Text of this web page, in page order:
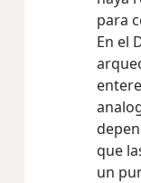
para
En el
que
un